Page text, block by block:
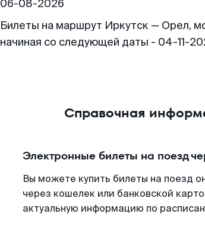
06-08-2026
Билеты на маршрут Иркутск — Орел,
начиная со следующей даты - 04-11-
Справочная
Электронные билеты на поезд
Вы можете купить билеты на поезд
через кошелек или банковской
актуальную информацию по